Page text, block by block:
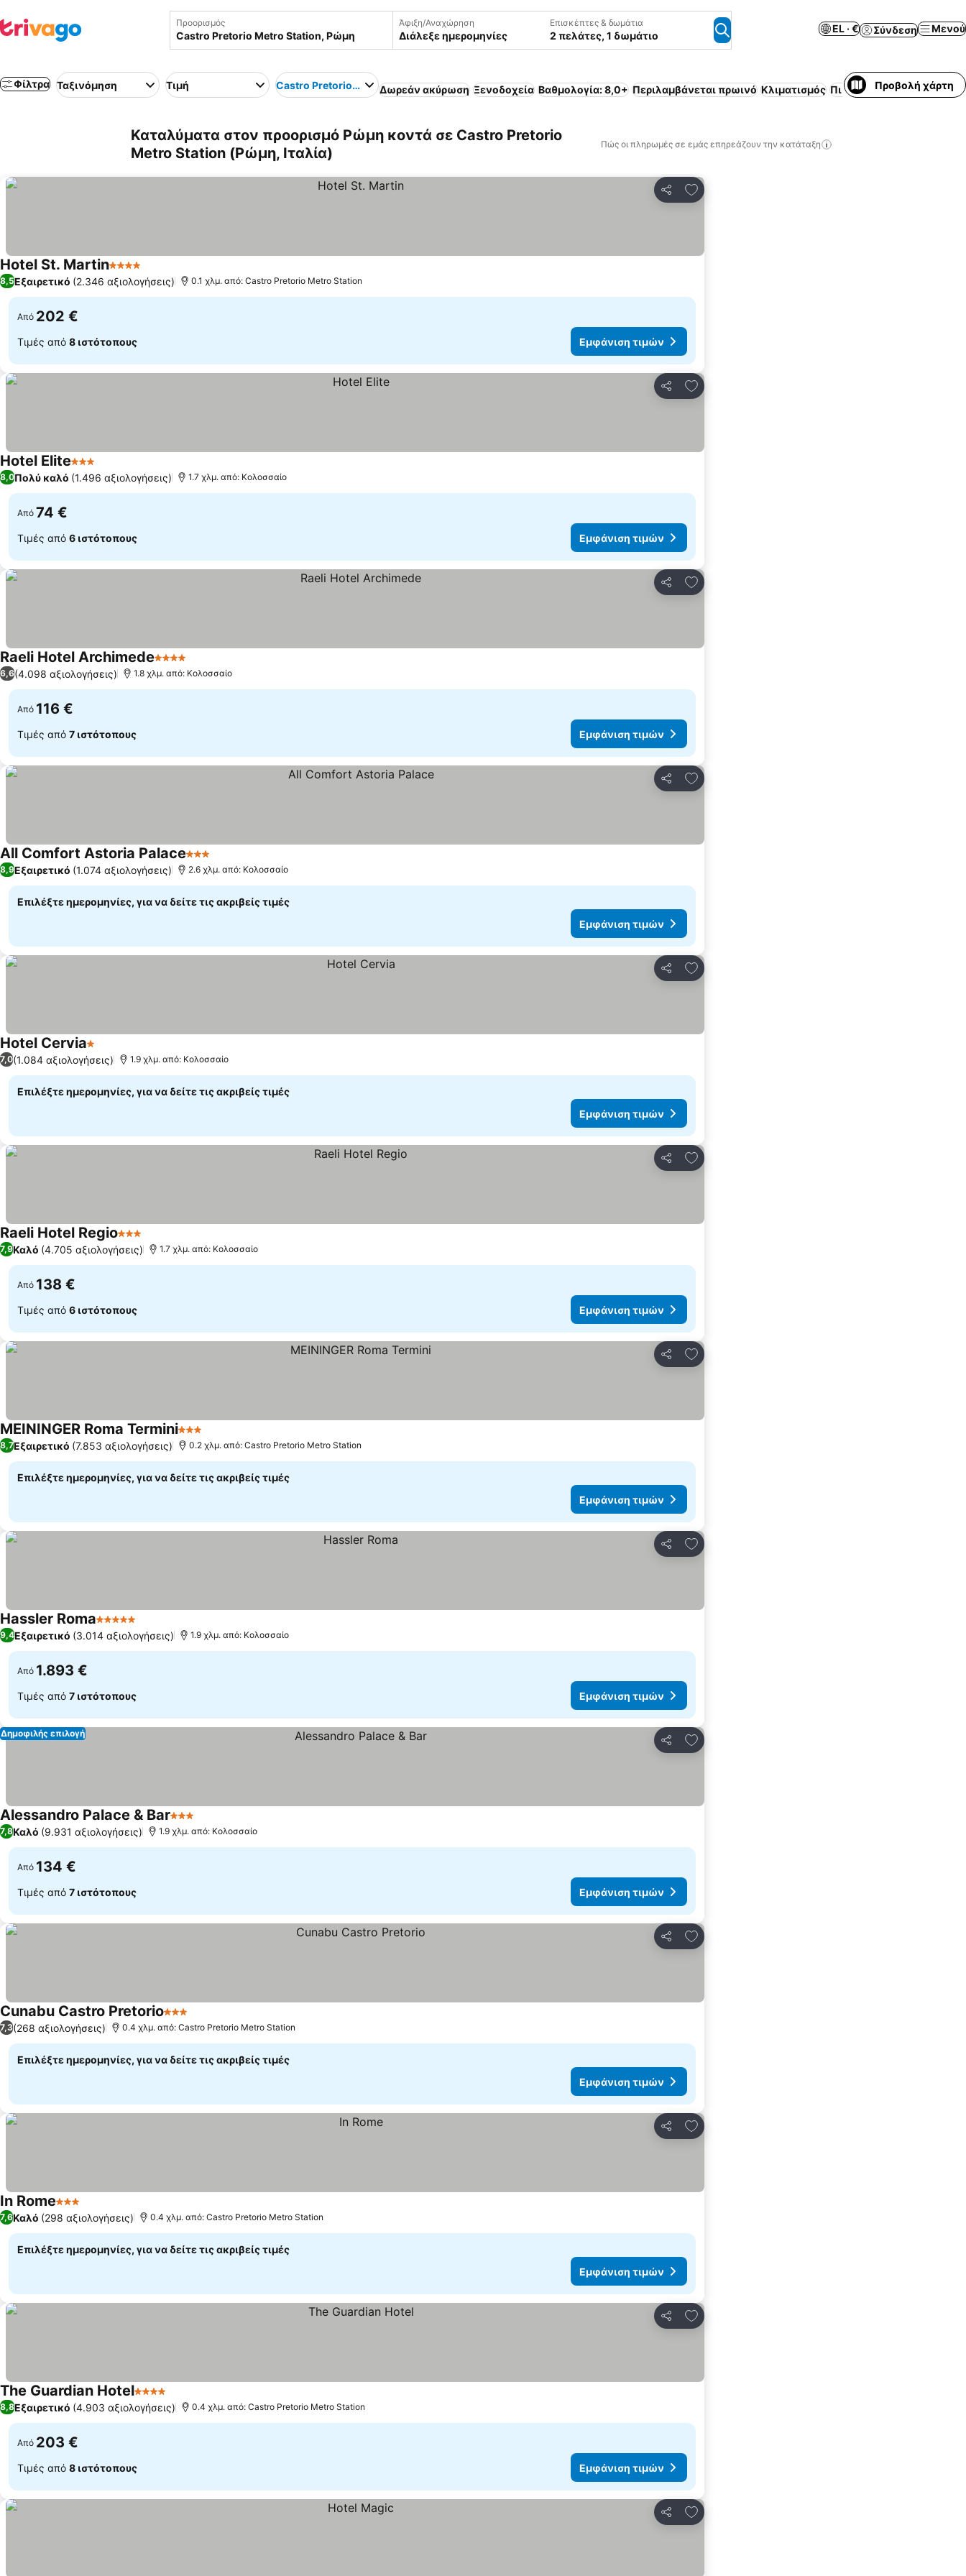
Προορισμός Άφιξη/Αναχώρηση
Διάλεξε ημερομηνίες
Επισκέπτες & δωμάτια
2 πελάτες, 1 δωμάτιο
EL · € Σύνδεση Μενού
Φίλτρα Ταξινόμηση Τιμή Castro Pretorio Metro StationΔωρεάν ακύρωση Ξενοδοχεία Βαθμολογία: 8,0+ Περιλαμβάνεται πρωινό Κλιματισμός Πισίνα Επιπλωμένο
Προβολή χάρτη
Καταλύματα στον προορισμό Ρώμη κοντά σε Castro Pretorio
Metro Station (Ρώμη, Ιταλία)
Πώς οι πληρωμές σε εμάς επηρεάζουν την κατάταξη
Κοινοποίηση
Προσθήκη στα αγαπημένα
Hotel St. Martin4 Αστέρια
8,5Εξαιρετικό (2.346 αξιολογήσεις) 0.1 χλμ. από: Castro Pretorio Metro Station
Από 202 €
Τιμές από 8 ιστότοπους Εμφάνιση τιμών
Κοινοποίηση
Προσθήκη στα αγαπημένα
Hotel Elite3 Αστέρια
8,0Πολύ καλό (1.496 αξιολογήσεις) 1.7 χλμ. από: Κολοσσαίο
Από 74 €
Τιμές από 6 ιστότοπους Εμφάνιση τιμών
Κοινοποίηση
Προσθήκη στα αγαπημένα
Raeli Hotel Archimede4 Αστέρια
6,6(4.098 αξιολογήσεις) 1.8 χλμ. από: Κολοσσαίο
Από 116 €
Τιμές από 7 ιστότοπους Εμφάνιση τιμών
Κοινοποίηση
Προσθήκη στα αγαπημένα
All Comfort Astoria Palace3 Αστέρια
8,9Εξαιρετικό (1.074 αξιολογήσεις) 2.6 χλμ. από: Κολοσσαίο
Επιλέξτε ημερομηνίες, για να δείτε τις ακριβείς τιμές
Εμφάνιση τιμών
Κοινοποίηση
Προσθήκη στα αγαπημένα
Hotel Cervia1 Αστέρια
7,0(1.084 αξιολογήσεις) 1.9 χλμ. από: Κολοσσαίο
Επιλέξτε ημερομηνίες, για να δείτε τις ακριβείς τιμές
Εμφάνιση τιμών
Κοινοποίηση
Προσθήκη στα αγαπημένα
Raeli Hotel Regio3 Αστέρια
7,9Καλό (4.705 αξιολογήσεις) 1.7 χλμ. από: Κολοσσαίο
Από 138 €
Τιμές από 6 ιστότοπους Εμφάνιση τιμών
Κοινοποίηση
Προσθήκη στα αγαπημένα
MEININGER Roma Termini3 Αστέρια
8,7Εξαιρετικό (7.853 αξιολογήσεις) 0.2 χλμ. από: Castro Pretorio Metro Station
Επιλέξτε ημερομηνίες, για να δείτε τις ακριβείς τιμές
Εμφάνιση τιμών
Κοινοποίηση
Προσθήκη στα αγαπημένα
Hassler Roma5 Αστέρια
9,4Εξαιρετικό (3.014 αξιολογήσεις) 1.9 χλμ. από: Κολοσσαίο
Από 1.893 €
Τιμές από 7 ιστότοπους Εμφάνιση τιμών
Κοινοποίηση
Προσθήκη στα αγαπημένα
Δημοφιλής επιλογή
Alessandro Palace & Bar3 Αστέρια
7,8Καλό (9.931 αξιολογήσεις) 1.9 χλμ. από: Κολοσσαίο
Από 134 €
Τιμές από 7 ιστότοπους Εμφάνιση τιμών
Κοινοποίηση
Προσθήκη στα αγαπημένα
Cunabu Castro Pretorio3 Αστέρια
7,3(268 αξιολογήσεις) 0.4 χλμ. από: Castro Pretorio Metro Station
Επιλέξτε ημερομηνίες, για να δείτε τις ακριβείς τιμές
Εμφάνιση τιμών
Κοινοποίηση
Προσθήκη στα αγαπημένα
In Rome3 Αστέρια
7,6Καλό (298 αξιολογήσεις) 0.4 χλμ. από: Castro Pretorio Metro Station
Επιλέξτε ημερομηνίες, για να δείτε τις ακριβείς τιμές
Εμφάνιση τιμών
Κοινοποίηση
Προσθήκη στα αγαπημένα
The Guardian Hotel4 Αστέρια
8,8Εξαιρετικό (4.903 αξιολογήσεις) 0.4 χλμ. από: Castro Pretorio Metro Station
Από 203 €
Τιμές από 8 ιστότοπους Εμφάνιση τιμών
Κοινοποίηση
Προσθήκη στα αγαπημένα